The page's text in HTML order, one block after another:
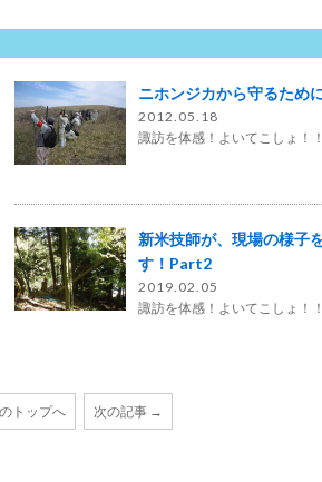
ニホンジカから守るため
2012.05.18
諏訪を体感！よいてこしょ！！
新米技師が、現場の様子
す！Part2
2019.02.05
諏訪を体感！よいてこしょ！！
トップへ 次の記事 →